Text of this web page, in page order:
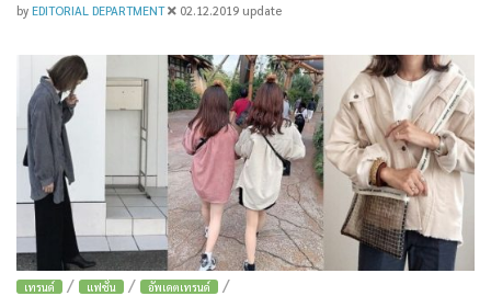
by EDITORIAL DEPARTMENT 02.12.2019 update
เทรนด์ / แฟชั่น / อัพเดตเทรนด์ /